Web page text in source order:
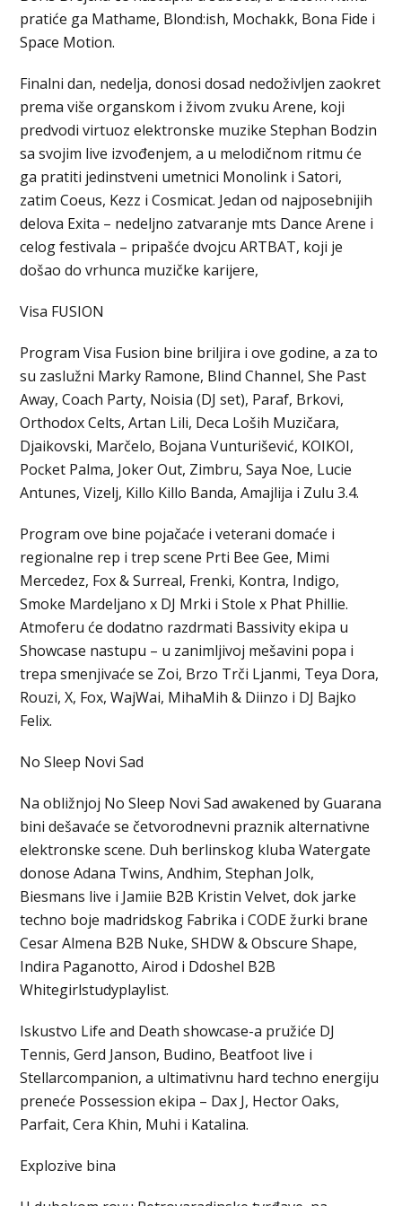
pratiće ga Mathame, Blond:ish, Mochakk, Bona Fide i
Space Motion.
Finalni dan, nedelja, donosi dosad nedoživljen zaokret
prema više organskom i živom zvuku Arene, koji
predvodi virtuoz elektronske muzike Stephan Bodzin
sa svojim live izvođenjem, a u melodičnom ritmu će
ga pratiti jedinstveni umetnici Monolink i Satori,
zatim Coeus, Kezz i Cosmicat. Jedan od najposebnijih
delova Exita – nedeljno zatvaranje mts Dance Arene i
celog festivala – pripašće dvojcu ARTBAT, koji je
došao do vrhunca muzičke karijere,
Visa FUSION
Program Visa Fusion bine briljira i ove godine, a za to
su zaslužni Marky Ramone, Blind Channel, She Past
Away, Coach Party, Noisia (DJ set), Paraf, Brkovi,
Orthodox Celts, Artan Lili, Deca Loših Muzičara,
Djaikovski, Marčelo, Bojana Vunturišević, KOIKOI,
Pocket Palma, Joker Out, Zimbru, Saya Noe, Lucie
Antunes, Vizelj, Killo Killo Banda, Amajlija i Zulu 3.4.
Program ove bine pojačaće i veterani domaće i
regionalne rep i trep scene Prti Bee Gee, Mimi
Mercedez, Fox & Surreal, Frenki, Kontra, Indigo,
Smoke Mardeljano x DJ Mrki i Stole x Phat Phillie.
Atmoferu će dodatno razdrmati Bassivity ekipa u
Showcase nastupu – u zanimljivoj mešavini popa i
trepa smenjivaće se Zoi, Brzo Trči Ljanmi, Teya Dora,
Rouzi, X, Fox, WajWai, MihaMih & Diinzo i DJ Bajko
Felix.
No Sleep Novi Sad
Na obližnjoj No Sleep Novi Sad awakened by Guarana
bini dešavaće se četvorodnevni praznik alternativne
elektronske scene. Duh berlinskog kluba Watergate
donose Adana Twins, Andhim, Stephan Jolk,
Biesmans live i Jamiie B2B Kristin Velvet, dok jarke
techno boje madridskog Fabrika i CODE žurki brane
Cesar Almena B2B Nuke, SHDW & Obscure Shape,
Indira Paganotto, Airod i Ddoshel B2B
Whitegirlstudyplaylist.
Iskustvo Life and Death showcase-a pružiće DJ
Tennis, Gerd Janson, Budino, Beatfoot live i
Stellarcompanion, a ultimativnu hard techno energiju
preneće Possession ekipa – Dax J, Hector Oaks,
Parfait, Cera Khin, Muhi i Katalina.
Explozive bina